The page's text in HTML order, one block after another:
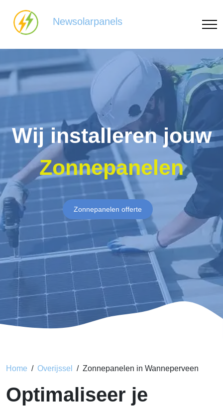
Newsolarpanels
Wij installeren jouw
Zonnepanelen
Zonnepanelen offerte
Home Overijssel Zonnepanelen in Wanneperveen
Optimaliseer je